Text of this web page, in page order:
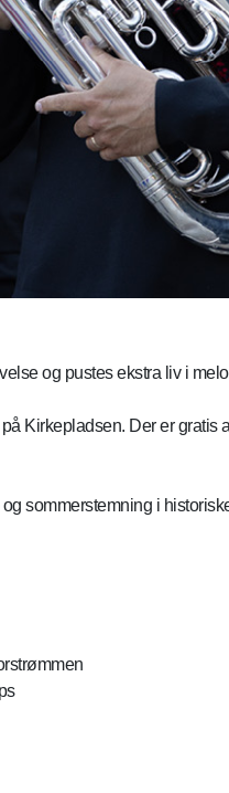
og pustes ekstra liv i
Kirkepladsen. Der er gratis
sommerstemning i